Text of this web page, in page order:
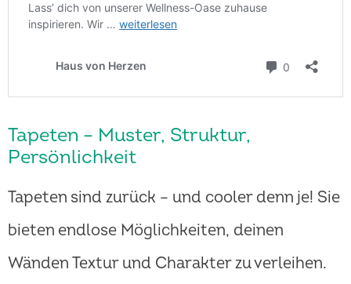
Tapeten – Muster, Struktur,
Persönlichkeit
Tapeten sind zurück – und cooler denn je! Sie
bieten endlose Möglichkeiten, deinen
Wänden Textur und Charakter zu verleihen.